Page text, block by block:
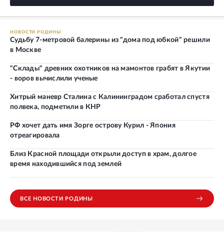
НОВОСТИ РОДИНЫ
Судьбу 7-метровой балерины из "дома под юбкой" решили
в Москве
"Склады" древних охотников на мамонтов грабят в Якутии
- воров вычислили ученые
Хитрый маневр Сталина с Калининградом сработал спустя
полвека, подметили в КНР
РФ хочет дать имя Зорге острову Курил - Япония
отреагировала
Близ Красной площади открыли доступ в храм, долгое
время находившийся под землей
ВСЕ НОВОСТИ РОДИНЫ